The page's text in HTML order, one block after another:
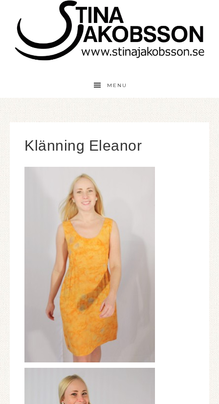
MENU
Klänning Eleanor